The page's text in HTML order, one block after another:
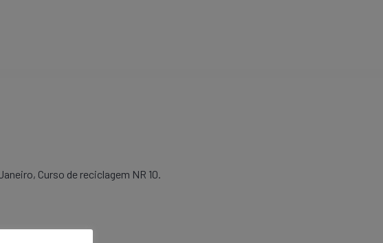
Curso de reciclagem NR 10.